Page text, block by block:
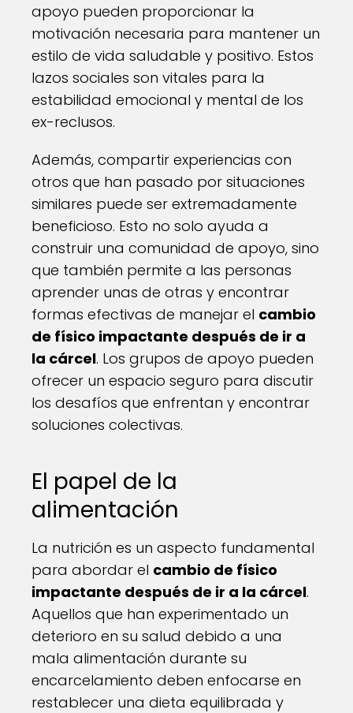
apoyo pueden proporcionar la
motivación necesaria para mantener un
estilo de vida saludable y positivo. Estos
lazos sociales son vitales para la
estabilidad emocional y mental de los
ex-reclusos.
Además, compartir experiencias con
otros que han pasado por situaciones
similares puede ser extremadamente
beneficioso. Esto no solo ayuda a
construir una comunidad de apoyo, sino
que también permite a las personas
aprender unas de otras y encontrar
formas efectivas de manejar el cambio
de físico impactante después de ir a
la cárcel. Los grupos de apoyo pueden
ofrecer un espacio seguro para discutir
los desafíos que enfrentan y encontrar
soluciones colectivas.
El papel de la
alimentación
La nutrición es un aspecto fundamental
para abordar el cambio de físico
impactante después de ir a la cárcel.
Aquellos que han experimentado un
deterioro en su salud debido a una
mala alimentación durante su
encarcelamiento deben enfocarse en
restablecer una dieta equilibrada y